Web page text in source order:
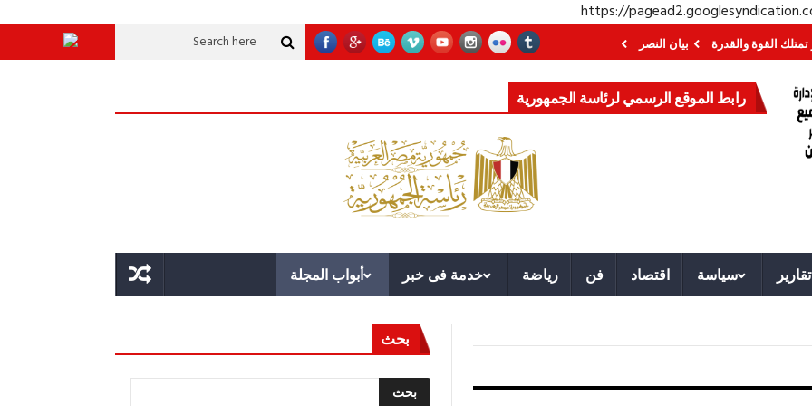
https://
والقدرة بيان النصر الرئيس السيسي: مصر لم تستخدم يومًا قضية اللاجئين لتحقيق أهداف سياسية بطل الحكاية حرب على العقول.. حادثة دمياط تكشف
رابط الموقع الرسمي لرئاسة الجمهورية
تقارير سياسة اقتصاد فن رياضة خدمة فى خبر أبواب المجلة
بحث